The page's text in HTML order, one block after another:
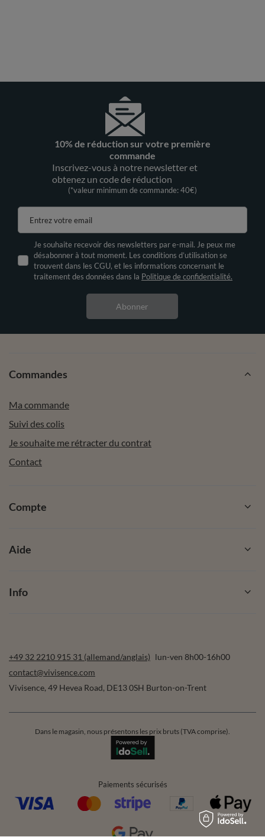
10% de réduction sur votre première
commande
Inscrivez-vous à notre newsletter et
obtenez un code de réduction
(*valeur minimum de commande: 40€)
Entrez votre email
Je souhaite recevoir des newsletters par e-mail. Je peux me
désabonner à tout moment. Les conditions d’utilisation se
trouvent dans les CGU, et les informations concernant le
traitement des données dans la Politique de confidentialité.
Abonner
Commandes
Ma commande
Suivi des colis
Je souhaite me rétracter du contrat
Contact
Compte
Aide
Info
+49 32 2210 915 31 (allemand/anglais) lun-ven 8h00-16h00
contact@vivisence.com
Vivisence, 49 Hevea Road, DE13 0SH Burton-on-Trent
Dans le magasin, nous présentons les prix bruts (TVA comprise).
Paiements sécurisés